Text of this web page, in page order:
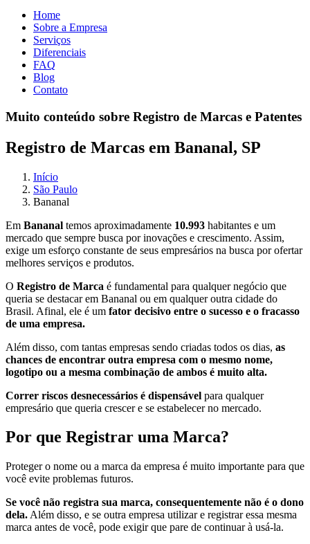
Home
Sobre a Empresa
Serviços
Diferenciais
FAQ
Blog
Contato
Muito conteúdo sobre Registro de Marcas e Patentes
Registro de Marcas em Bananal, SP
Início
São Paulo
Bananal
Em Bananal temos aproximadamente 10.993 habitantes e um
mercado que sempre busca por inovações e crescimento. Assim,
exige um esforço constante de seus empresários na busca por ofertar
melhores serviços e produtos.
O Registro de Marca é fundamental para qualquer negócio que
queria se destacar em Bananal ou em qualquer outra cidade do
Brasil. Afinal, ele é um fator decisivo entre o sucesso e o fracasso
de uma empresa.
Além disso, com tantas empresas sendo criadas todos os dias, as
chances de encontrar outra empresa com o mesmo nome,
logotipo ou a mesma combinação de ambos é muito alta.
Correr riscos desnecessários é dispensável para qualquer
empresário que queria crescer e se estabelecer no mercado.
Por que Registrar uma Marca?
Proteger o nome ou a marca da empresa é muito importante para que
você evite problemas futuros.
Se você não registra sua marca, consequentemente não é o dono
dela. Além disso, e se outra empresa utilizar e registrar essa mesma
marca antes de você, pode exigir que pare de continuar à usá-la.